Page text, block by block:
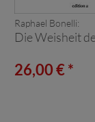
Raphael Bonelli:
Die Weisheit
26,00 € *